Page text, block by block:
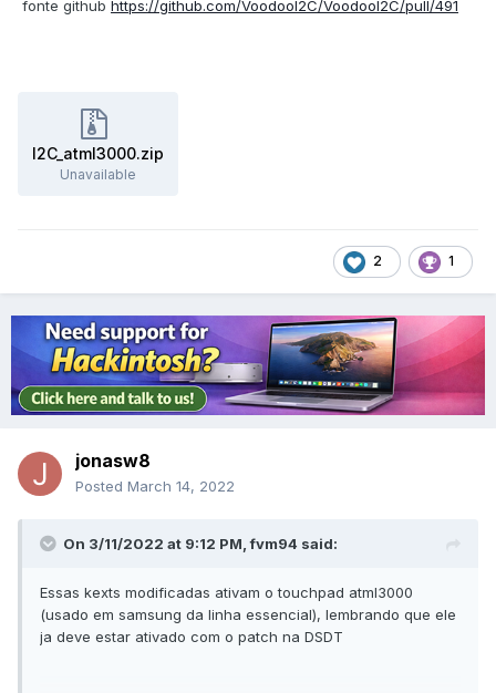
fonte github https://github.com/VoodooI2C/VoodooI2C/pull/491
I2C_atml3000.zip
Unavailable
2 1
jonasw8
Posted March 14, 2022
On 3/11/2022 at 9:12 PM,fvm94 said:
Essas kexts modificadas ativam o touchpad atml3000
(usado em samsung da linha essencial), lembrando que ele
ja deve estar ativado com o patch na DSDT